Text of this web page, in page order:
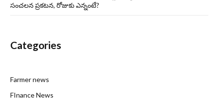
సంచలన ప్రకటన, రోజుకు ఎన్నంటే?
Categories
Farmer news
FInance News